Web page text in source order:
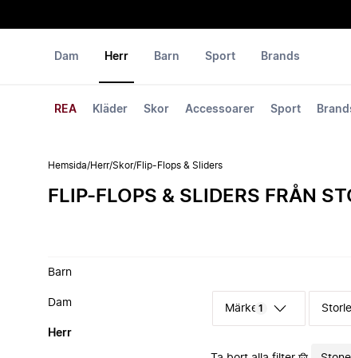
Dam Herr
REA Kläder Skor Accessoarer Sport
Barn Sport Brands
Hemsida/Herr/Skor/Flip-Flops & Sliders
FLIP-FLOPS & SLIDERS FRÅN
Barn
Dam
Herr
Märke 1